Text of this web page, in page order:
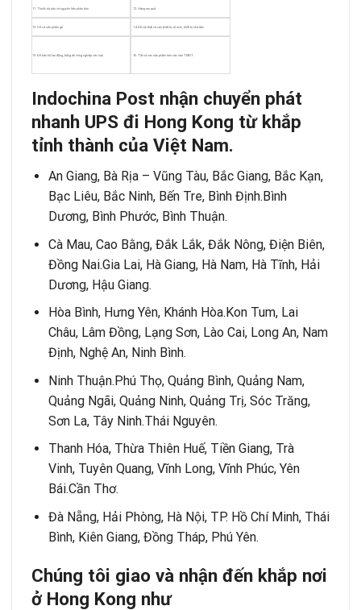
11. Thuốc trừ sâu và nguyên liệu phân bón 12. Hàng rau quả
13. Gỗ và sản phẩm gỗ 14. Đồ nội thất và các thiết bị vệ sinh, thiết bị nhà tắm
15. Đồ bảo hộ lao động, băng tải công nghiệp các loại 16. Tất cả các sản phẩm trên các sàn TMĐT
Indochina Post nhận chuyển phát
nhanh UPS đi Hong Kong từ khắp
tỉnh thành của Việt Nam.
An Giang, Bà Rịa – Vũng Tàu, Bắc Giang, Bắc Kạn,
Bạc Liêu, Bắc Ninh, Bến Tre, Bình Định.Bình
Dương, Bình Phước, Bình Thuận.
Cà Mau, Cao Bằng, Đắk Lắk, Đắk Nông, Điện Biên,
Đồng Nai.Gia Lai, Hà Giang, Hà Nam, Hà Tĩnh, Hải
Dương, Hậu Giang.
Hòa Bình, Hưng Yên, Khánh Hòa.Kon Tum, Lai
Châu, Lâm Đồng, Lạng Sơn, Lào Cai, Long An, Nam
Định, Nghệ An, Ninh Bình.
Ninh Thuận.Phú Thọ, Quảng Bình, Quảng Nam,
Quảng Ngãi, Quảng Ninh, Quảng Trị, Sóc Trăng,
Sơn La, Tây Ninh.Thái Nguyên.
Thanh Hóa, Thừa Thiên Huế, Tiền Giang, Trà
Vinh, Tuyên Quang, Vĩnh Long, Vĩnh Phúc, Yên
Bái.Cần Thơ.
Đà Nẵng, Hải Phòng, Hà Nội, TP. Hồ Chí Minh, Thái
Bình, Kiên Giang, Đồng Tháp, Phú Yên.
Chúng tôi giao và nhận đến khắp nơi
ở Hong Kong như